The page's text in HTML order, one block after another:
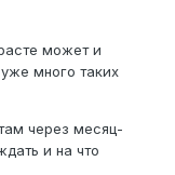
может и
много таких
через месяц-
и на что